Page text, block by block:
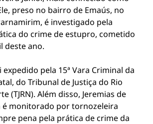
preso no bairro de Emaús, no
é investigado pela
do crime de estupro, cometido
deste ano.
pela 15ª Vara Criminal da
do Tribunal de Justiça do Rio
(TJRN). Além disso, Jeremias de
é monitorado por tornozeleira
pena pela prática de crime da